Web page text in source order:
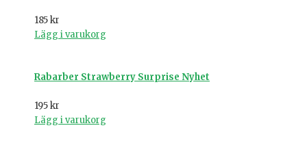
185kr
Lägg i varukorg
Rabarber Strawberry Surprise Nyhet
195kr
Lägg i varukorg